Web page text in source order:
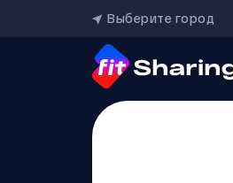
Выберите город